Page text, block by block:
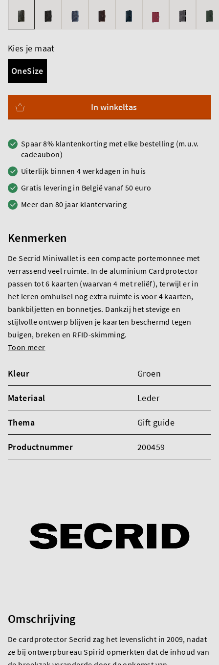
Kies je maat
OneSize
In winkeltas
Spaar 8% klantenkorting met elke bestelling (m.u.v.
cadeaubon)
Uiterlijk binnen 4 werkdagen in huis
Gratis levering in België vanaf 50 euro
Meer dan 80 jaar klantervaring
Kenmerken
De Secrid Miniwallet is een compacte portemonnee met
verrassend veel ruimte. In de aluminium Cardprotector
passen tot 6 kaarten (waarvan 4 met reliëf), terwijl er in
het leren omhulsel nog extra ruimte is voor 4 kaarten,
bankbiljetten en bonnetjes. Dankzij het stevige en
stijlvolle ontwerp blijven je kaarten beschermd tegen
buigen, breken en RFID-skimming.
Toon meer
Kleur Groen
Materiaal Leder
Thema Gift guide
Productnummer 200459
Omschrijving
De cardprotector Secrid zag het levenslicht in 2009, nadat
ze bij ontwerpbureau Spirid opmerkten dat de inhoud van